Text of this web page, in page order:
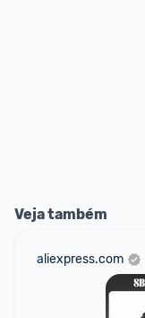
Veja também
aliexpress.com